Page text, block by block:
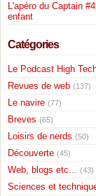
L'apéro du Captain
enfant
Catégories
Le Podcast High
Revues de web (137)
Le navire (77)
Breves (65)
Loisirs de nerds (50)
Découverte (45)
Web, blogs etc... (43)
Sciences et